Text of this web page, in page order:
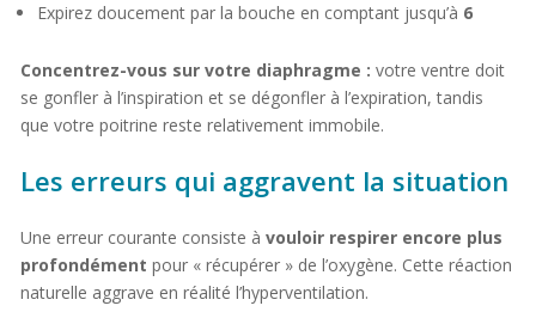
Expirez doucement par la bouche en comptant jusqu’à 6
Concentrez-vous sur votre diaphragme : votre ventre doit
se gonfler à l’inspiration et se dégonfler à l’expiration, tandis
que votre poitrine reste relativement immobile.
Les erreurs qui aggravent la situation
Une erreur courante consiste à vouloir respirer encore plus
profondément pour « récupérer » de l’oxygène. Cette réaction
naturelle aggrave en réalité l’hyperventilation.